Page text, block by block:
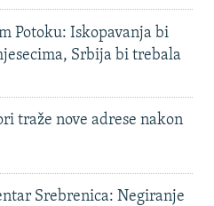
Potoku: Iskopavanja bi
Srbija bi trebala
traže nove adrese nakon
Srebrenica: Negiranje